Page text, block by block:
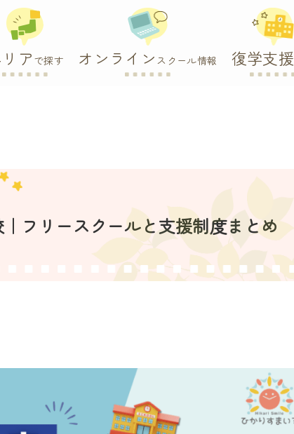
アで探す オンライン スクール情報 復学支援
｜フリースクールと支援制度まとめ